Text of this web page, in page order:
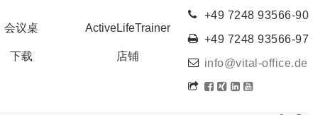
会议桌 ActiveLifeTrainer
下载 店铺
+49 7248 93566-90
+49 7248 93566-97
info@vital-office.de